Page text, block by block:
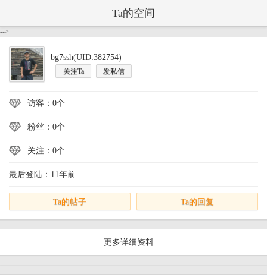
Ta的空间
-->
bg7ssh(UID:382754)
关注Ta 发私信
访客：0个
粉丝：0个
关注：0个
最后登陆：11年前
Ta的帖子 Ta的回复
更多详细资料